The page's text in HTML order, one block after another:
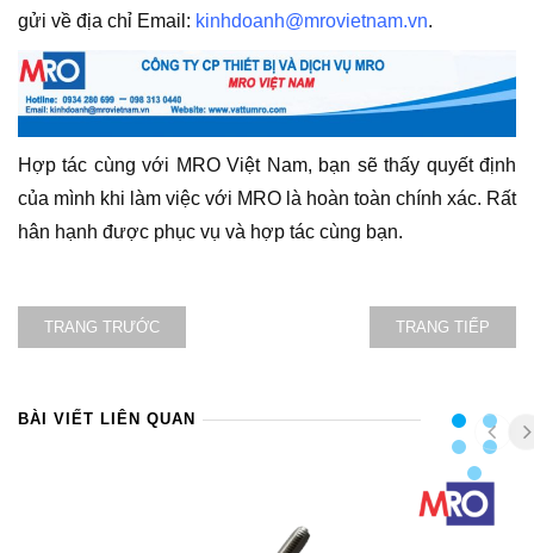
gửi về địa chỉ Email: kinhdoanh@mrovietnam.vn.
Hợp tác cùng với MRO Việt Nam, bạn sẽ thấy quyết định
của mình khi làm việc với MRO là hoàn toàn chính xác. Rất
hân hạnh được phục vụ và hợp tác cùng bạn.
TRANG TRƯỚC TRANG TIẾP
BÀI VIẾT LIÊN QUAN